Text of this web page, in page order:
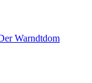
Warndtdom